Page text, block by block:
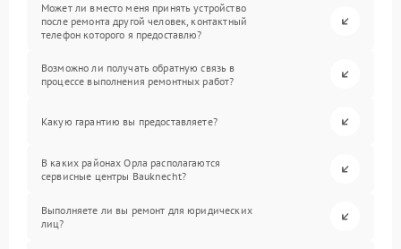
Может ли вместо меня принять устройство
после ремонта другой человек, контактный
телефон которого я предоставлю?
Возможно ли получать обратную связь в
процессе выполнения ремонтных работ?
Какую гарантию вы предоставляете?
В каких районах Орла располагаются
сервисные центры Bauknecht?
Выполняете ли вы ремонт для юридических
лиц?